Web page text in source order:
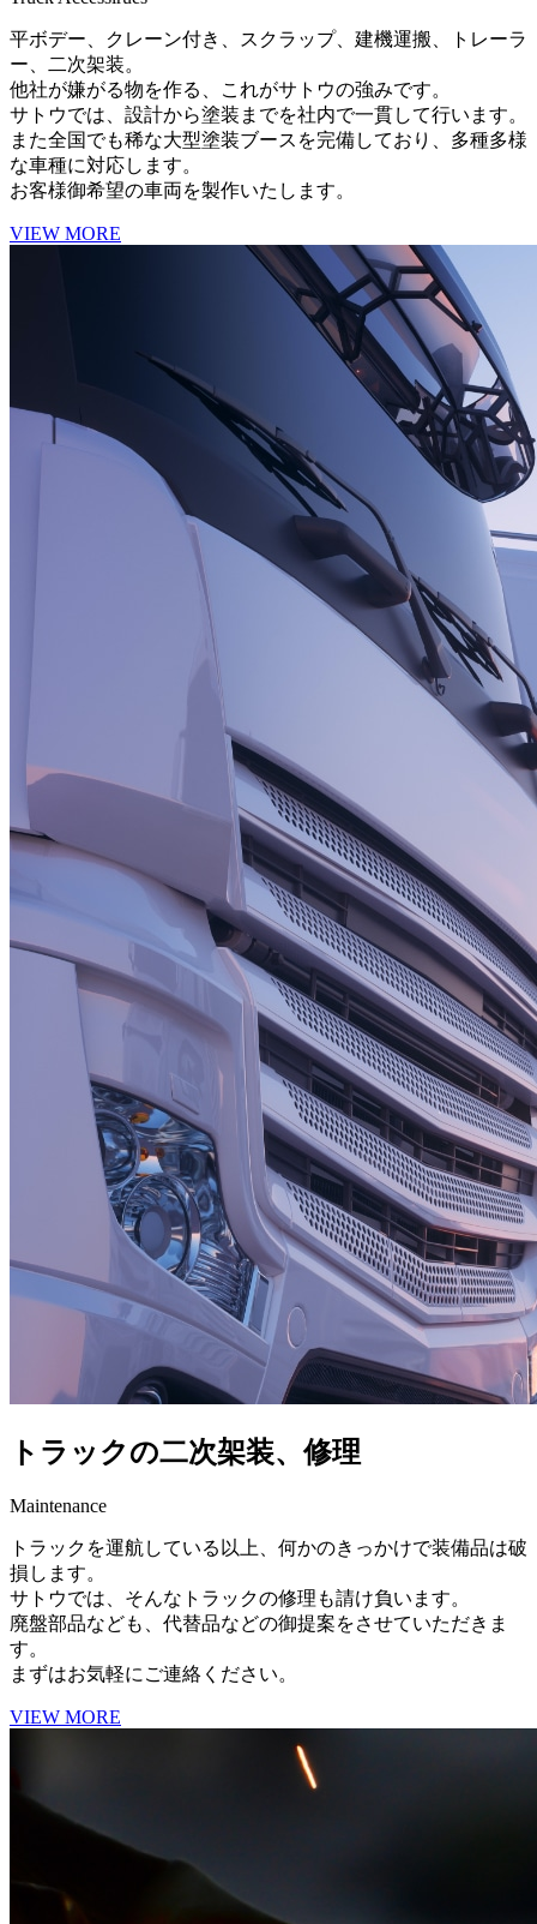
平ボデー、クレーン付き、スクラップ、建機運搬、トレーラ
ー、二次架装。
他社が嫌がる物を作る、これがサトウの強みです。
サトウでは、設計から塗装までを社内で一貫して行います。
また全国でも稀な大型塗装ブースを完備しており、多種多様
な車種に対応します。
お客様御希望の車両を製作いたします。
VIEW MORE
トラックの二次架装、修理
Maintenance
トラックを運航している以上、何かのきっかけで装備品は破
損します。
サトウでは、そんなトラックの修理も請け負います。
廃盤部品なども、代替品などの御提案をさせていただきま
す。
まずはお気軽にご連絡ください。
VIEW MORE